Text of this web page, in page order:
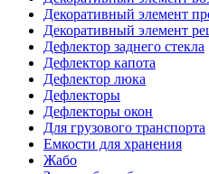
Декоративный элемент
Декоративный элемент
Дефлектор заднего стекла
Дефлектор капота
Дефлектор люка
Дефлекторы
Дефлекторы окон
Для грузового транспорта
Емкости для хранения
Жабо